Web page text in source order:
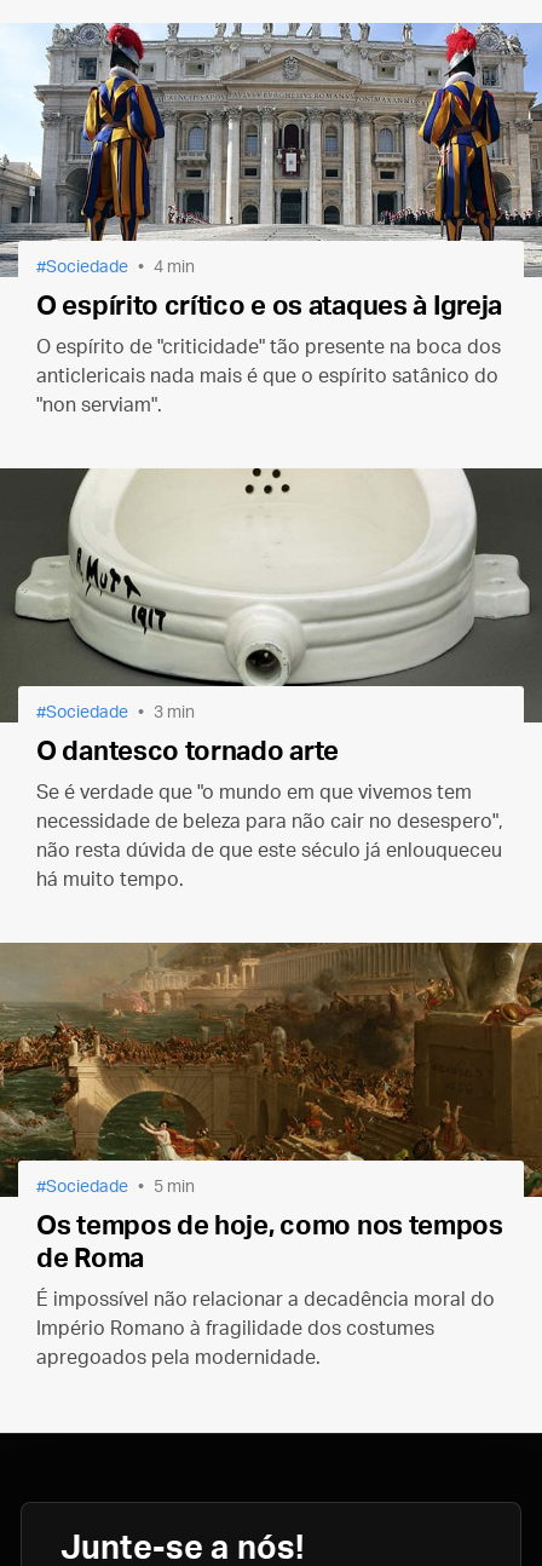
Sociedade 4 min
O espírito crítico e os ataques à Igreja
O espírito de "criticidade" tão presente na boca dos
anticlericais nada mais é que o espírito satânico do
"non serviam".
Sociedade 3 min
O dantesco tornado arte
Se é verdade que "o mundo em que vivemos tem
necessidade de beleza para não cair no desespero",
não resta dúvida de que este século já enlouqueceu
há muito tempo.
Sociedade 5 min
Os tempos de hoje, como nos tempos
de Roma
É impossível não relacionar a decadência moral do
Império Romano à fragilidade dos costumes
apregoados pela modernidade.
Junte-se a nós!